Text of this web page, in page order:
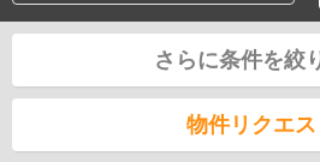
さらに条件を絞
物件リクエス